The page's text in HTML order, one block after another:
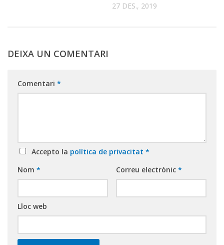
27 DES., 2019
DEIXA UN COMENTARI
Comentari *
Accepto la política de privacitat *
Nom * Correu electrònic *
Lloc web